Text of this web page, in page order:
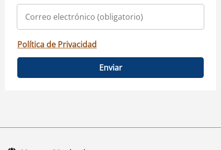
Política de Privacidad
Enviar